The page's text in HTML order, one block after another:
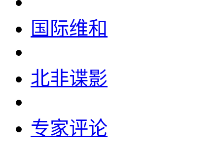
国际维和
北非谍影
专家评论